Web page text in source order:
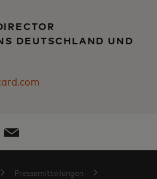
DEUTSCHLAND UND
Pressemitteilungen